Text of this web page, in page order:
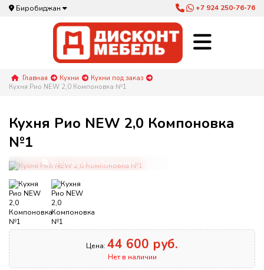
Биробиджан +7 924 250-76-76
Главная Кухни
Кухни под заказ
Кухня Рио NEW 2,0 Компоновка №1
Кухня Рио NEW 2,0 Компоновка
№1
Увеличить изображение
Цена: 44 600 руб.
Нет в наличии